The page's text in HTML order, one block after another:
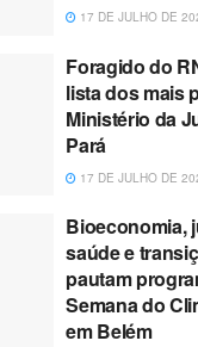
17 DE JULHO DE
Foragido do
lista dos mais
Ministério da
Pará
17 DE JULHO DE
Bioeconomia,
saúde e
pautam
Semana do
em Belém